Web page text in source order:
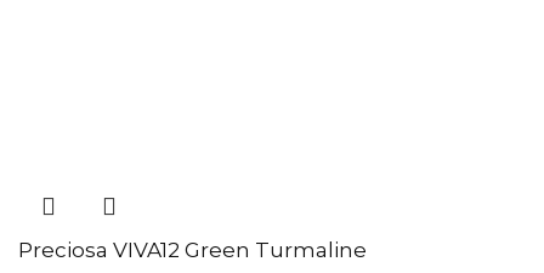
Preciosa VIVA12 Green Turmaline